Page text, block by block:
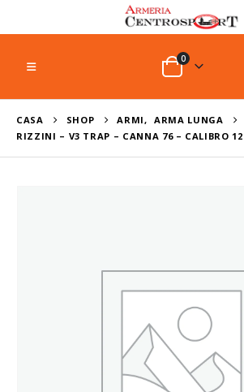
0
CASA SHOP ARMI,
ARMA LUNGA
RIZZINI – V3 TRAP – CANNA 76 – CALIBRO 12